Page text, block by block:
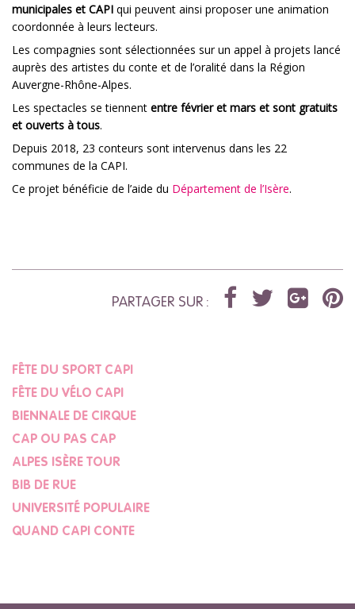
municipales et CAPI qui peuvent ainsi proposer une animation
coordonnée à leurs lecteurs.
Les compagnies sont sélectionnées sur un appel à projets lancé
auprès des artistes du conte et de l’oralité dans la Région
Auvergne-Rhône-Alpes.
Les spectacles se tiennent entre février et mars et sont gratuits
et ouverts à tous.
Depuis 2018, 23 conteurs sont intervenus dans les 22
communes de la CAPI.
Ce projet bénéficie de l’aide du Département de l’Isère.
PARTAGER SUR :
FÊTE DU SPORT CAPI
FÊTE DU VÉLO CAPI
BIENNALE DE CIRQUE
CAP OU PAS CAP
ALPES ISÈRE TOUR
BIB DE RUE
UNIVERSITÉ POPULAIRE
QUAND CAPI CONTE